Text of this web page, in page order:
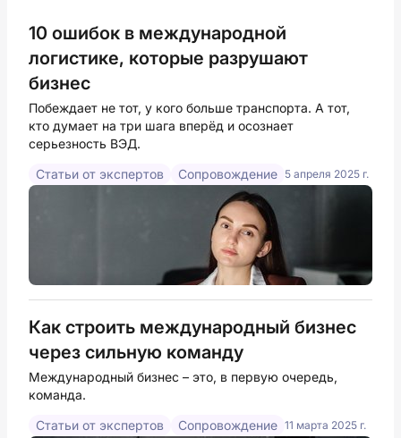
10 ошибок в международной
логистике, которые разрушают
бизнес
Побеждает не тот, у кого больше транспорта. А тот,
кто думает на три шага вперёд и осознает
серьезность ВЭД.
Статьи от экспертов
Сопровождение 5 апреля 2025 г.
Как строить международный бизнес
через сильную команду
Международный бизнес – это, в первую очередь,
команда.
Статьи от экспертов
Сопровождение 11 марта 2025 г.